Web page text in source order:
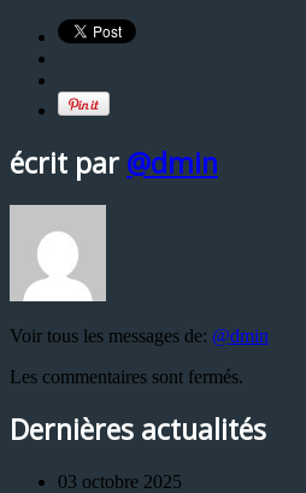
écrit par @dmin
Voir tous les messages de: @dmin
Les commentaires sont fermés.
Dernières actualités
03 octobre 2025